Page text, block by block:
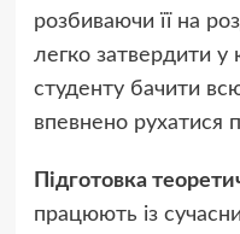
розбиваючи її на
легко затвердити у
студенту бачити
впевнено рухатися
Підготовка
працюють із